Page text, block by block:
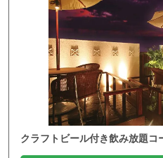
クラフトビール付き飲み放題コ